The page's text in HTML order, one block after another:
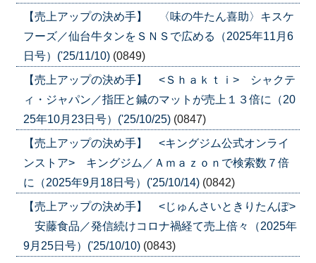
【売上アップの決め手】 〈味の牛たん喜助〉キスケ
フーズ／仙台牛タンをＳＮＳで広める（2025年11月6
日号）('25/11/10) (0849)
【売上アップの決め手】 <Ｓｈａｋｔｉ> シャクテ
ィ・ジャパン／指圧と鍼のマットが売上１３倍に（20
25年10月23日号）('25/10/25) (0847)
【売上アップの決め手】 <キングジム公式オンライ
ンストア> キングジム／Ａｍａｚｏｎで検索数７倍
に（2025年9月18日号）('25/10/14) (0842)
【売上アップの決め手】 <じゅんさいときりたんぽ>
安藤食品／発信続けコロナ禍経て売上倍々（2025年
9月25日号）('25/10/10) (0843)